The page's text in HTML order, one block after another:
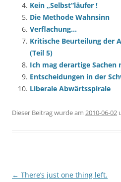
Kein „Selbst“läufer !
Die Methode Wahnsinn
Verflachung…
Kritische Beurteilung der
(Teil 5)
Ich mag derartige Sachen
Entscheidungen in der
Liberale Abwärtsspirale
Dieser Beitrag wurde am 2010-06-02
Beitragsnavigation
← There’s just one thing left.